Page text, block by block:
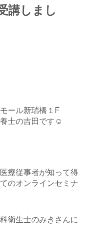
講しまし
ール新瑞橋１ F
士の吉田です☺︎
療従事者が知って得
のオンラインセミナ
衛生士のみきさんに